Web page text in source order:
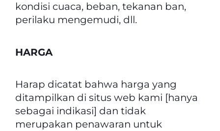
kondisi cuaca, beban, tekanan ban,
perilaku mengemudi, dll.
HARGA
Harap dicatat bahwa harga yang
ditampilkan di situs web kami [hanya
sebagai indikasi] dan tidak
merupakan penawaran untuk